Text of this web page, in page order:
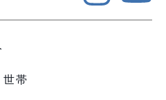
世帯